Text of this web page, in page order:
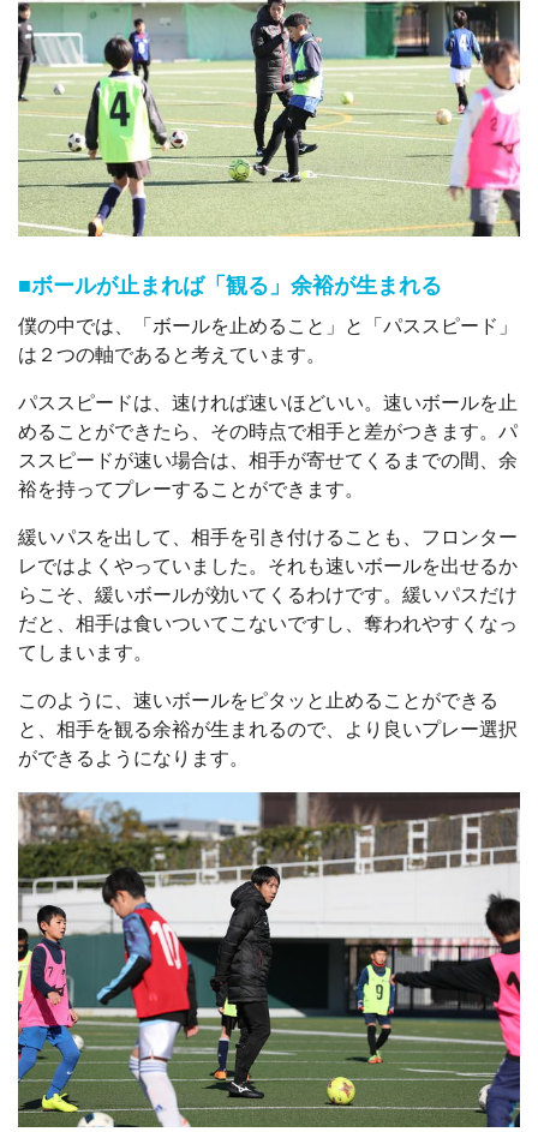
■ボールが止まれば「観る」余裕が生まれる
僕の中では、「ボールを止めること」と「パススピード」
は２つの軸であると考えています。
パススピードは、速ければ速いほどいい。速いボールを止
めることができたら、その時点で相手と差がつきます。パ
ススピードが速い場合は、相手が寄せてくるまでの間、余
裕を持ってプレーすることができます。
緩いパスを出して、相手を引き付けることも、フロンター
レではよくやっていました。それも速いボールを出せるか
らこそ、緩いボールが効いてくるわけです。緩いパスだけ
だと、相手は食いついてこないですし、奪われやすくなっ
てしまいます。
このように、速いボールをピタッと止めることができる
と、相手を観る余裕が生まれるので、より良いプレー選択
ができるようになります。